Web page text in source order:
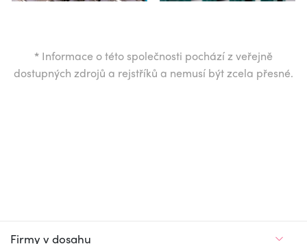
* Informace o této společnosti pochází z veřejně
dostupných zdrojů a rejstříků a nemusí být zcela přesné.
Firmy v dosahu